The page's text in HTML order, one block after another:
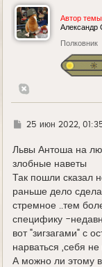
Автор темы
Александр
Полковник
Г25 июн 2022,
Львы Антоша на
злобные наветы
Так пошли сказал
раньше дело
стремное ..тем
специфику -
вот "зигзагами" с
нарваться ,себя не
А можно ли этому